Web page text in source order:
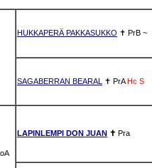
HUKKAPERÄ PAKKASUKKO ✝ PrB ~
SAGABERRAN BEARAL ✝ PrA Hc S
LAPINLEMPI DON JUAN ✝ Pra